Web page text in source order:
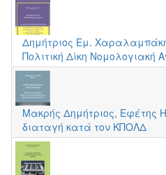
Δημήτριος Εμ.
Πολιτική Δίκη Νομολογιακή
Μακρής Δημήτριος, Εφέτης
διαταγή κατά τον ΚΠΟΛΔ